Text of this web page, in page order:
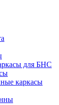
для БНС
каркасы